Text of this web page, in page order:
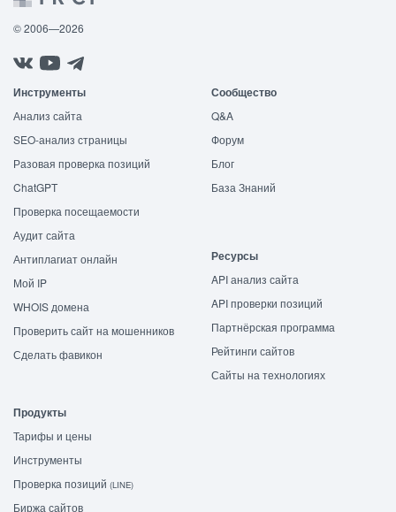
© 2006—2026
Инструменты
Анализ сайта
SEO-анализ страницы
Разовая проверка позиций
ChatGPT
Проверка посещаемости
Аудит сайта
Антиплагиат онлайн
Мой IP
WHOIS домена
Проверить сайт на мошенников
Сделать фавикон
Сообщество
Q&A
Форум
Блог
База Знаний
Ресурсы
API анализ сайта
API проверки позиций
Партнёрская программа
Рейтинги сайтов
Сайты на технологиях
Продукты
Тарифы и цены
Инструменты
Проверка позиций (LINE)
Биржа сайтов